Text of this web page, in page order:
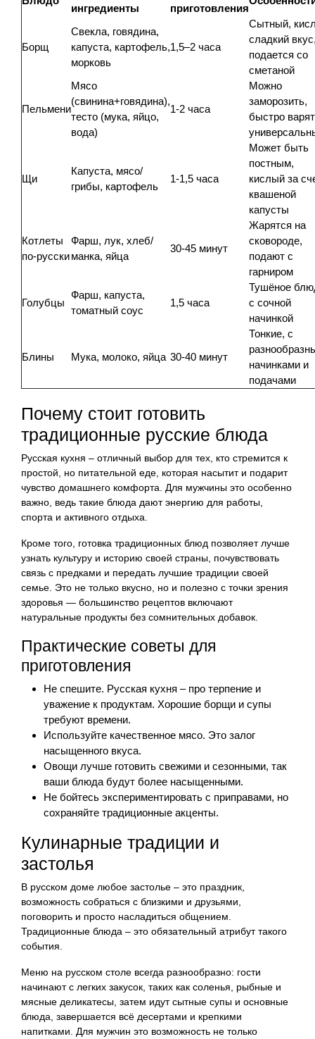
ингредиенты приготовления
Борщ
Свекла, говядина,
капуста, картофель,
морковь
1,5–2 часа
Сытный,
сладкий
подается со
сметаной
Пельмени
Мясо
(свинина+говядина),
тесто (мука, яйцо,
вода)
1-2 часа
Можно
заморозить,
быстро
Щи
Капуста, мясо/
грибы, картофель
1-1,5 часа
Может быть
постным,
кислый за
квашеной
капусты
Котлеты
по-русски
Фарш, лук, хлеб/
манка, яйца
30-45 минут
Жарятся на
сковороде,
подают с
гарниром
Голубцы
Фарш, капуста,
томатный соус
1,5 часа
Тушёное
с сочной
начинкой
Блины Мука, молоко, яйца 30-40 минут
Тонкие, с
начинками и
подачами
Почему стоит готовить
традиционные русские блюда
Русская кухня – отличный выбор для тех, кто стремится к
простой, но питательной еде, которая насытит и подарит
чувство домашнего комфорта. Для мужчины это особенно
важно, ведь такие блюда дают энергию для работы,
спорта и активного отдыха.
Кроме того, готовка традиционных блюд позволяет лучше
узнать культуру и историю своей страны, почувствовать
связь с предками и передать лучшие традиции своей
семье. Это не только вкусно, но и полезно с точки зрения
здоровья — большинство рецептов включают
натуральные продукты без сомнительных добавок.
Практические советы для
приготовления
Не спешите. Русская кухня – про терпение и
уважение к продуктам. Хорошие борщи и супы
требуют времени.
Используйте качественное мясо. Это залог
насыщенного вкуса.
Овощи лучше готовить свежими и сезонными, так
ваши блюда будут более насыщенными.
Не бойтесь экспериментировать с приправами, но
сохраняйте традиционные акценты.
Кулинарные традиции и
застолья
В русском доме любое застолье – это праздник,
возможность собраться с близкими и друзьями,
поговорить и просто насладиться общением.
Традиционные блюда – это обязательный атрибут такого
события.
Меню на русском столе всегда разнообразно: гости
начинают с легких закусок, таких как соленья, рыбные и
мясные деликатесы, затем идут сытные супы и основные
блюда, завершается всё десертами и крепкими
напитками. Для мужчин это возможность не только